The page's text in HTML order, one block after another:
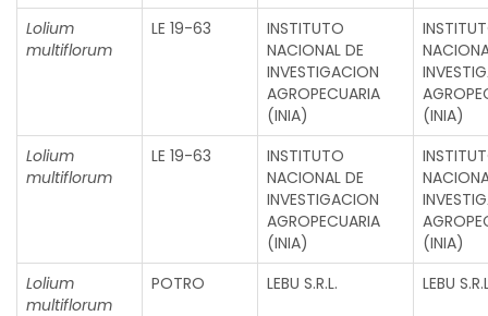
Lolium
multiflorum
LE 19-63
INSTITUTO
NACIONAL DE
INVESTIGACION
AGROPECUARIA
(INIA)
(INIA)
Lolium
multiflorum
LE 19-63
INSTITUTO
NACIONAL DE
INVESTIGACION
AGROPECUARIA
(INIA)
(INIA)
Lolium
multiflorum
POTRO LEBU S.R.L. LEBU